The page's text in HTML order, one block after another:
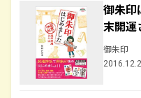
御朱
末開運
御朱印